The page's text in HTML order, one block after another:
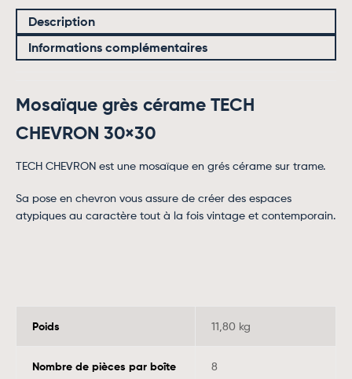
Description
Informations complémentaires
Mosaïque grès cérame TECH
CHEVRON 30×30
TECH CHEVRON est une mosaïque en grés cérame sur trame.
Sa pose en chevron vous assure de créer des espaces
atypiques au caractère tout à la fois vintage et contemporain.
Poids 11,80 kg
Nombre de pièces par boîte 8